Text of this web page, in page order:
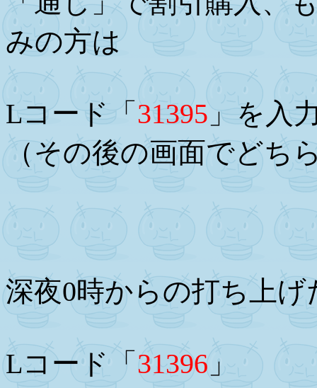
みの方は
Lコード「 31395 」を入
（その後の画面でどち
深夜0時からの打ち上
Lコード「 31396」